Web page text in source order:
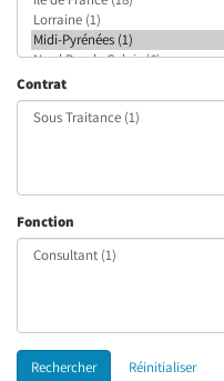
Contrat
Fonction
Rechercher Réinitialiser